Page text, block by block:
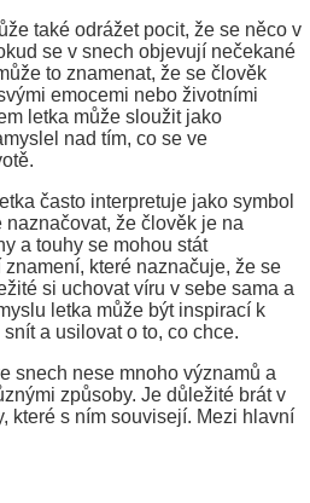
také odrážet pocit, že se něco v
se v snech objevují nečekané
to znamenat, že se člověk
emocemi nebo životními
letka může sloužit jako
nad tím, co se ve
často interpretuje jako symbol
že člověk je na
a touhy se mohou stát
které naznačuje, že se
si uchovat víru v sebe sama a
letka může být inspirací k
a usilovat o to, co chce.
snech nese mnoho významů a
způsoby. Je důležité brát v
které s ním souvisejí. Mezi hlavní